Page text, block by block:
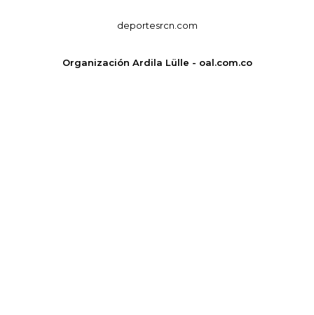
deportesrcn.com
Organización Ardila Lülle - oal.com.co